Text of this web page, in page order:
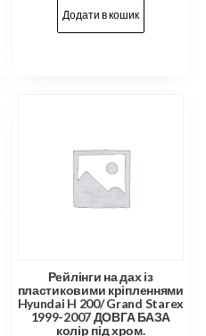
Додати в кошик
Рейлінги на дах із
пластиковими кріпленнями
Hyundai H 200/ Grand Starex
1999-2007 ДОВГА БАЗА
колір під хром.